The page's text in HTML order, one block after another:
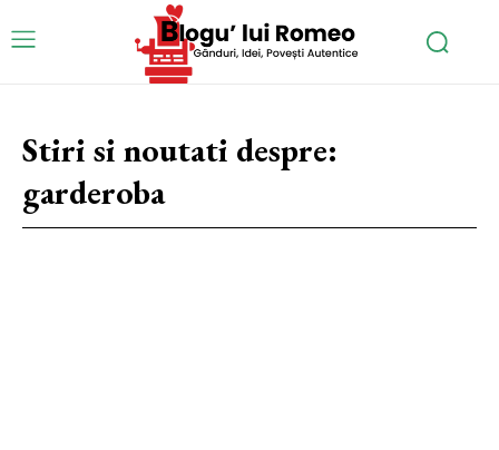
Stiri si noutati despre:
garderoba